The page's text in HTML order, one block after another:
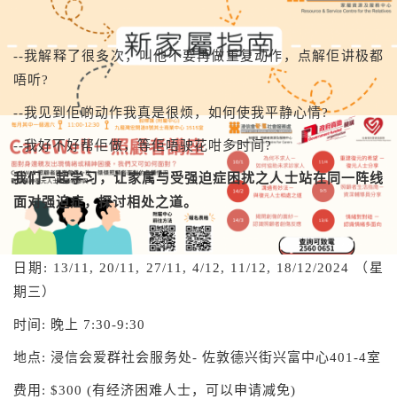
--我解释了很多次，叫他不要再做重复动作，点解佢讲极都
唔听?
--我见到佢啲动作我真是很烦，如何使我平静心情?
--我好不好帮佢做，等佢唔驶花咁多时间?
我们一起学习，让家属与受强迫症困扰之人士站在同一阵线
面对强迫症，探讨相处之道。
日期: 13/11, 20/11, 27/11, 4/12, 11/12, 18/12/2024 （星
期三）
时间: 晚上 7:30-9:30
地点: 浸信会爱群社会服务处- 佐敦德兴街兴富中心401-4室
费用: $300 (有经济困难人士，可以申请减免)